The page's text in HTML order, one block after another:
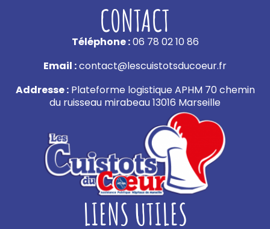
CONTACT
Téléphone :06 78 02 10 86
Email :contact@lescuistotsducoeur.fr
Addresse :Plateforme logistique APHM 70 chemin
du ruisseau mirabeau 13016 Marseille
LIENS UTILES